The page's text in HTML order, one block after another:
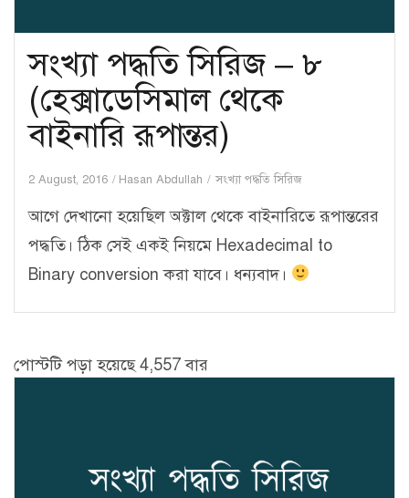
সংখ্যা পদ্ধতি সিরিজ – ৮
(হেক্সাডেসিমাল থেকে
বাইনারি রূপান্তর)
2 August, 2016 Hasan Abdullah সংখ্যা পদ্ধতি সিরিজ
আগে দেখানো হয়েছিল অক্টাল থেকে বাইনারিতে রূপান্তরের
পদ্ধতি। ঠিক সেই একই নিয়মে Hexadecimal to
Binary conversion করা যাবে। ধন্যবাদ।
পোস্টটি পড়া হয়েছে 4,557 বার